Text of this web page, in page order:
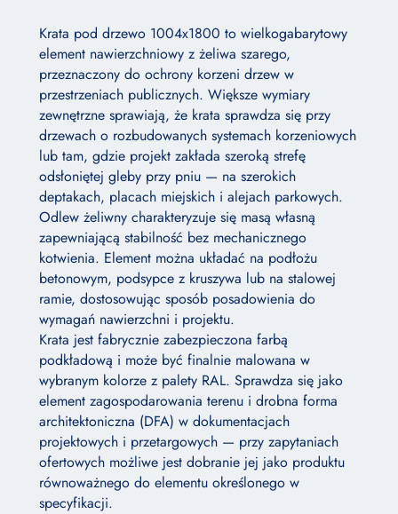
Krata pod drzewo 1004x1800 to wielkogabarytowy
element nawierzchniowy z żeliwa szarego,
przeznaczony do ochrony korzeni drzew w
przestrzeniach publicznych. Większe wymiary
zewnętrzne sprawiają, że krata sprawdza się przy
drzewach o rozbudowanych systemach korzeniowych
lub tam, gdzie projekt zakłada szeroką strefę
odsłoniętej gleby przy pniu — na szerokich
deptakach, placach miejskich i alejach parkowych.
Odlew żeliwny charakteryzuje się masą własną
zapewniającą stabilność bez mechanicznego
kotwienia. Element można układać na podłożu
betonowym, podsypce z kruszywa lub na stalowej
ramie, dostosowując sposób posadowienia do
wymagań nawierzchni i projektu.
Krata jest fabrycznie zabezpieczona farbą
podkładową i może być finalnie malowana w
wybranym kolorze z palety RAL. Sprawdza się jako
element zagospodarowania terenu i drobna forma
architektoniczna (DFA) w dokumentacjach
projektowych i przetargowych — przy zapytaniach
ofertowych możliwe jest dobranie jej jako produktu
równoważnego do elementu określonego w
specyfikacji.